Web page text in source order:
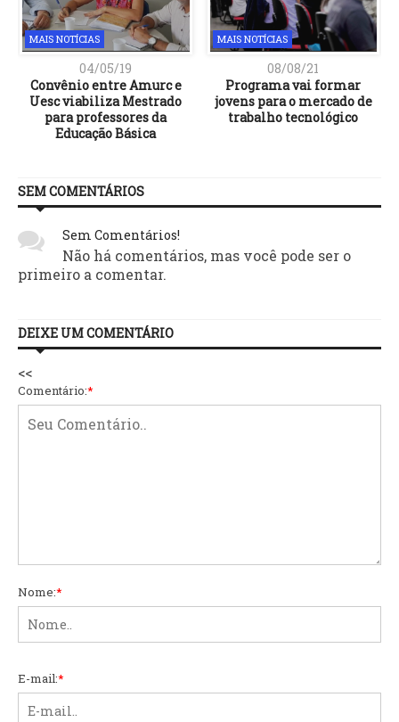
MAIS NOTÍCIAS
04/05/19
Convênio entre Amurc e
Uesc viabiliza Mestrado
para professores da
Educação Básica
MAIS NOTÍCIAS
08/08/21
Programa vai formar
jovens para o mercado de
trabalho tecnológico
SEM COMENTÁRIOS
Sem Comentários!
Não há comentários, mas você pode ser o
primeiro a comentar.
DEIXE UM COMENTÁRIO
<<
Comentário:*
Nome:*
E-mail:*